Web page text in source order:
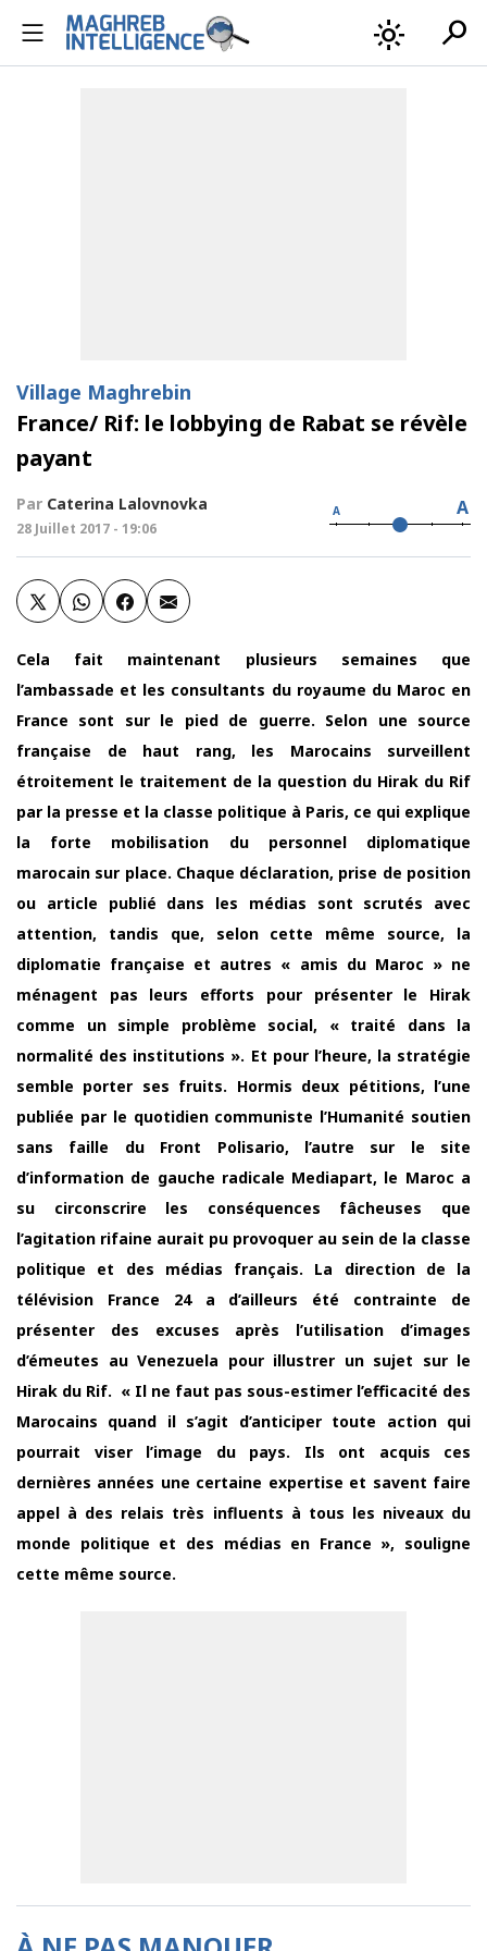
light_mode search
Village Maghrebin
France/ Rif: le lobbying de Rabat se révèle
payant
Par Caterina Lalovnovka
28 Juillet 2017 - 19:06
A A
Cela fait maintenant plusieurs semaines que
l’ambassade et les consultants du royaume du Maroc en
France sont sur le pied de guerre. Selon une source
française de haut rang, les Marocains surveillent
étroitement le traitement de la question du Hirak du Rif
par la presse et la classe politique à Paris, ce qui explique
la forte mobilisation du personnel diplomatique
marocain sur place. Chaque déclaration, prise de position
ou article publié dans les médias sont scrutés avec
attention, tandis que, selon cette même source, la
diplomatie française et autres « amis du Maroc » ne
ménagent pas leurs efforts pour présenter le Hirak
comme un simple problème social, « traité dans la
normalité des institutions ». Et pour l’heure, la stratégie
semble porter ses fruits. Hormis deux pétitions, l’une
publiée par le quotidien communiste l’Humanité soutien
sans faille du Front Polisario, l’autre sur le site
d’information de gauche radicale Mediapart, le Maroc a
su circonscrire les conséquences fâcheuses que
l’agitation rifaine aurait pu provoquer au sein de la classe
politique et des médias français. La direction de la
télévision France 24 a d’ailleurs été contrainte de
présenter des excuses après l’utilisation d’images
d’émeutes au Venezuela pour illustrer un sujet sur le
Hirak du Rif. « Il ne faut pas sous-estimer l’efficacité des
Marocains quand il s’agit d’anticiper toute action qui
pourrait viser l’image du pays. Ils ont acquis ces
dernières années une certaine expertise et savent faire
appel à des relais très influents à tous les niveaux du
monde politique et des médias en France », souligne
cette même source.